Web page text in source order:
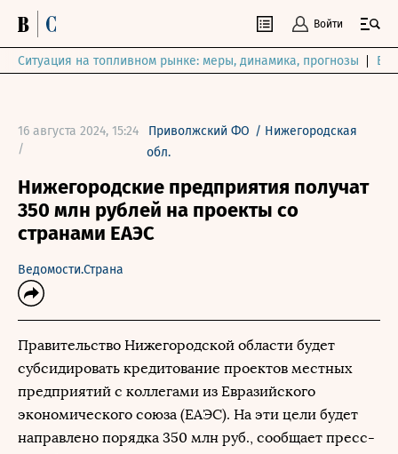
Войти
Ситуация на топливном рынке: меры, динамика, прогнозы
16 августа 2024, 15:24
/
Приволжский ФО / Нижегородская
обл.
Нижегородские предприятия получат
350 млн рублей на проекты со
странами ЕАЭС
Ведомости.Страна
Правительство Нижегородской области будет
субсидировать кредитование проектов местных
предприятий с коллегами из Евразийского
экономического союза (ЕАЭС). На эти цели будет
направлено порядка 350 млн руб., сообщает пресс-